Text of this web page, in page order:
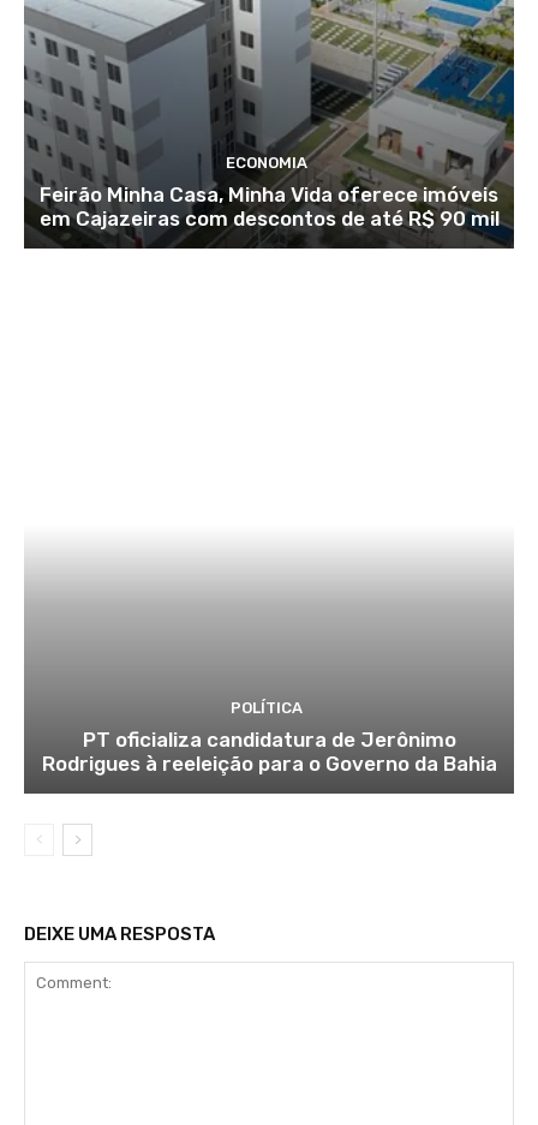
ECONOMIA
Feirão Minha Casa, Minha Vida oferece imóveis
em Cajazeiras com descontos de até R$ 90 mil
POLÍTICA
PT oficializa candidatura de Jerônimo
Rodrigues à reeleição para o Governo da Bahia
DEIXE UMA RESPOSTA